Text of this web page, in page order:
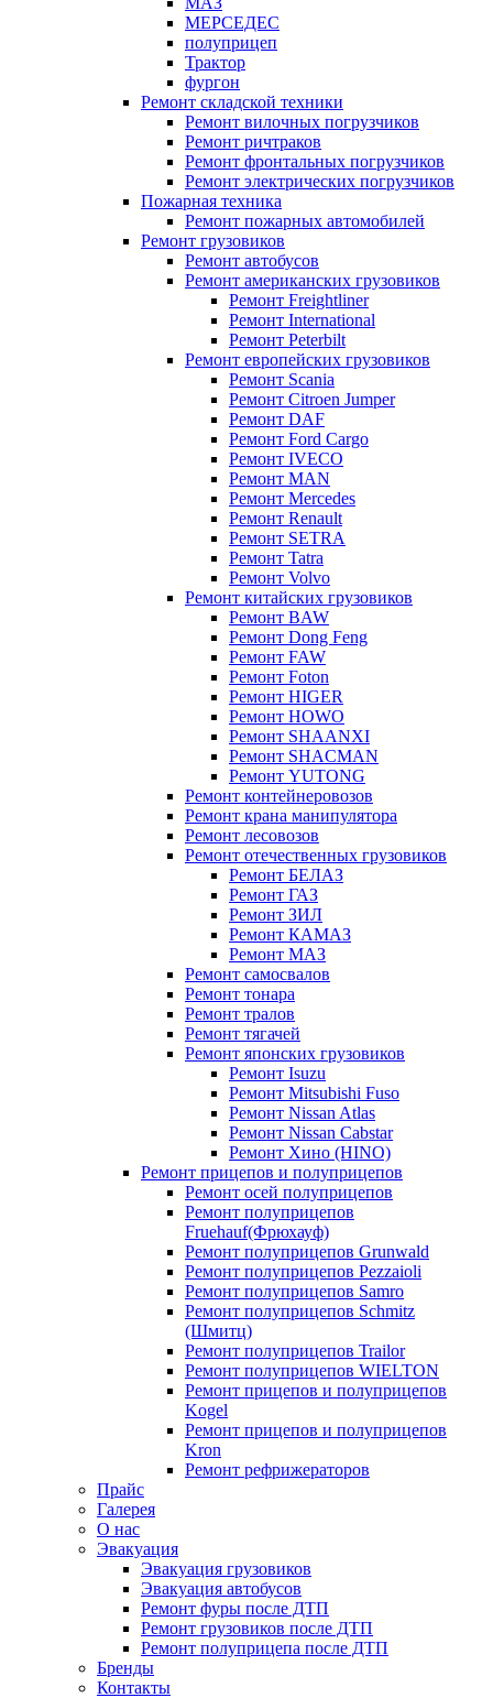
МЕРСЕДЕС
полуприцеп
Трактор
фургон
Ремонт складской техники
Ремонт вилочных погрузчиков
Ремонт ричтраков
Ремонт фронтальных погрузчиков
Ремонт электрических погрузчиков
Пожарная техника
Ремонт пожарных автомобилей
Ремонт грузовиков
Ремонт автобусов
Ремонт американских грузовиков
Ремонт Freightliner
Ремонт International
Ремонт Peterbilt
Ремонт европейских грузовиков
Ремонт Scania
Ремонт Citroen Jumper
Ремонт DAF
Ремонт Ford Cargo
Ремонт IVECO
Ремонт MAN
Ремонт Mercedes
Ремонт Renault
Ремонт SETRA
Ремонт Tatra
Ремонт Volvo
Ремонт китайских грузовиков
Ремонт BAW
Ремонт Dong Feng
Ремонт FAW
Ремонт Foton
Ремонт HIGER
Ремонт HOWO
Ремонт SHAANXI
Ремонт SHACMAN
Ремонт YUTONG
Ремонт контейнеровозов
Ремонт крана манипулятора
Ремонт лесовозов
Ремонт отечественных грузовиков
Ремонт БЕЛАЗ
Ремонт ГАЗ
Ремонт ЗИЛ
Ремонт КАМАЗ
Ремонт МАЗ
Ремонт самосвалов
Ремонт тонара
Ремонт тралов
Ремонт тягачей
Ремонт японских грузовиков
Ремонт Isuzu
Ремонт Mitsubishi Fuso
Ремонт Nissan Atlas
Ремонт Nissan Cabstar
Ремонт Хино (HINO)
Ремонт прицепов и полуприцепов
Ремонт осей полуприцепов
Ремонт полуприцепов
Fruehauf(Фрюхауф)
Ремонт полуприцепов Grunwald
Ремонт полуприцепов Pezzaioli
Ремонт полуприцепов Samro
Ремонт полуприцепов Schmitz
(Шмитц)
Ремонт полуприцепов Trailor
Ремонт полуприцепов WIELTON
Ремонт прицепов и полуприцепов
Kogel
Ремонт прицепов и полуприцепов
Kron
Ремонт рефрижераторов
Прайс
Галерея
О нас
Эвакуация
Эвакуация грузовиков
Эвакуация автобусов
Ремонт фуры после ДТП
Ремонт грузовиков после ДТП
Ремонт полуприцепа после ДТП
Бренды
Контакты